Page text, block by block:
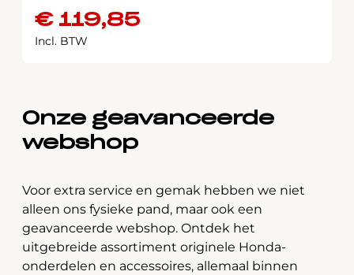
€119,85
Incl. BTW
Onze geavanceerde
webshop
Voor extra service en gemak hebben we niet
alleen ons fysieke pand, maar ook een
geavanceerde webshop. Ontdek het
uitgebreide assortiment originele Honda-
onderdelen en accessoires, allemaal binnen